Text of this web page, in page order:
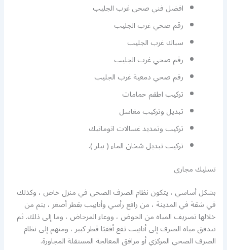
افضل فني صحي غرب الجليب
رقم صحي غرب الجليب
سباك غرب الجليب
رقم صحي غرب الجليب
رقم صحي دمعية غرب الجليب
تركيب اطقم حمامات
تبديل وتركيب مغاسل
تركيب وتمديد غسالات اتوماتيك
تركيب تبديل شخان الماء ( بيلر ).
تسليك مجاري
بشكل أساسي ، يتكون نظام الصرف الصحي في منزل خاص ، وكذلك
في شقة في المدينة ، من رافع رأسي وأنابيب بقطر أصغر ، يتم من
خلالها تصريف المياه من الحوض ، ووعاء المرحاض ، وما إلى ذلك. ثم
تتدفق مياه الصرف إلى أنابيب تقع أفقيًا قطر كبير ، ومنهم إلى نظام
الصرف الصحي المركزي أو مرافق المعالجة المستقلة المجاورة.